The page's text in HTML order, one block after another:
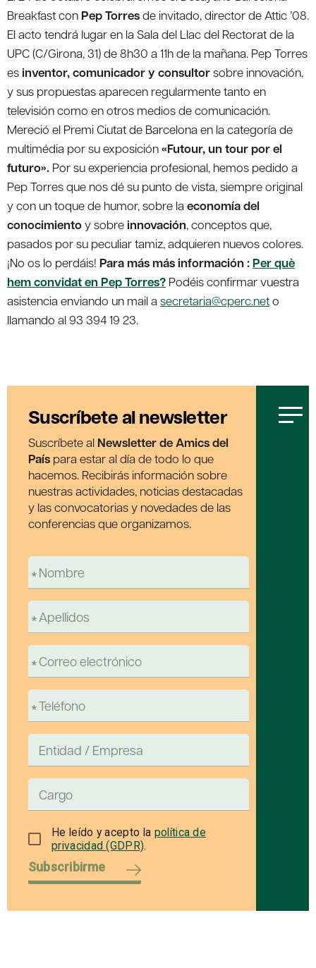
Breakfast con Pep Torresde invitado, director de Attic ’08.
El acto tendrá lugar en la Sala del Llac del Rectorat de la
UPC (C/Girona, 31) de 8h30 a 11h de la mañana. Pep Torres
esinventor, comunicador y consultorsobre innovación,
y sus propuestas aparecen regularmente tanto en
televisión como en otros medios de comunicación.
Mereció el Premi Ciutat de Barcelona en la categoría de
multimédia por su exposición«Futour, un tour por el
futuro». Por su experiencia profesional, hemos pedido a
Pep Torres que nos dé su punto de vista, siempre original
y con un toque de humor, sobre la economía del
conocimientoy sobreinnovación, conceptos que,
pasados por su peculiar tamiz, adquieren nuevos colores.
¡No os lo perdáis! Para más más información : Per què
hem convidat en Pep Torres? Podéis confirmar vuestra
asistencia enviando un mail a secretaria@cperc.neto
llamando al 93 394 19 23.
Suscríbete al newsletter
Suscríbete al Newsletter de Amics del
País para estar al día de todo lo que
hacemos. Recibirás información sobre
nuestras actividades, noticias destacadas
y las convocatorias y novedades de las
conferencias que organizamos.
He leído y acepto la política de
privacidad (GDPR).
Subscribirme